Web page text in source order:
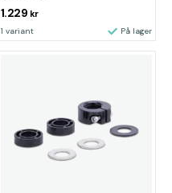
1.229 kr
1 variant På lager